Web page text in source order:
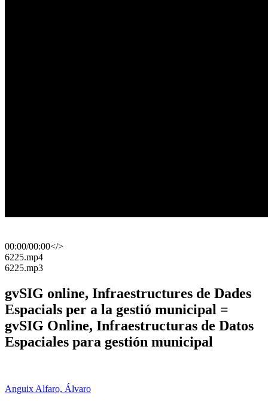
00:00/00:00</>
​6225.mp4
​6225.mp3
gvSIG online, Infraestructures de Dades
Espacials per a la gestió municipal =
gvSIG Online, Infraestructuras de Datos
Espaciales para gestión municipal
Anguix Alfaro, Álvaro